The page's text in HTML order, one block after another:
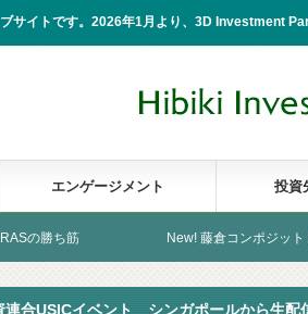
サイトです。2026年1月より、3D Investment
エンゲージメント 投資
New! 藤倉コンポジット 構造改革と資本
合USICイベント シンガポールから生配